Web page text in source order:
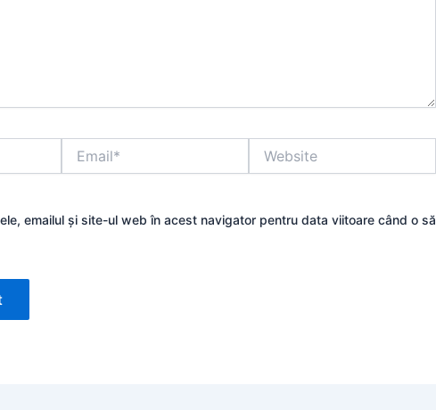
emailul și site-ul web în acest navigator pentru data viitoare când o să